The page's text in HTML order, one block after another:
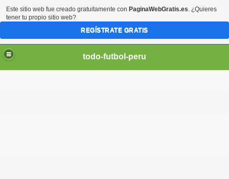
todo-futbol-peru
Este sitio web fue creado gratuitamente con PaginaWebGratis.es. ¿Quieres
tener tu propio sitio web?
REGÍSTRATE GRATIS